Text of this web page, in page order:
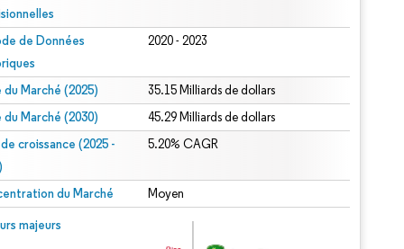
de Données
2020 - 2023
du Marché (2025) 35.15 Milliards de dollars
du Marché (2030) 45.29 Milliards de dollars
croissance (2025 -
5.20% CAGR
du Marché Moyen
majeurs
© Mordor Intelligence. La réutilisation nécessite une attribution sous CC BY 4.0.
sous CC BY 4.0.